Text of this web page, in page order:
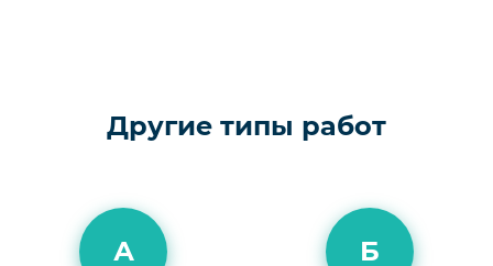
Другие типы работ
А Б